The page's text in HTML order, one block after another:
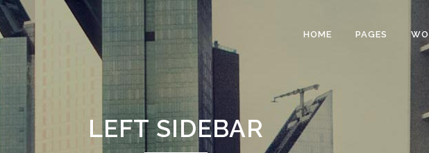
HOME PAGES
TWO COLUMNS GRID
THREE COLUMNS GRID
TWO COLUMNS GRID
THREE COLUMNS GRID
VERTICAL
VERTICAL
LEFT SIDEBAR